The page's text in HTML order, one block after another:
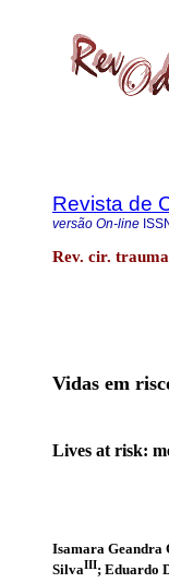
Revista de
versão On-line
Rev. cir.
Vidas em
Lives at risk:
Isamara Geandra
SilvaIII; Eduardo